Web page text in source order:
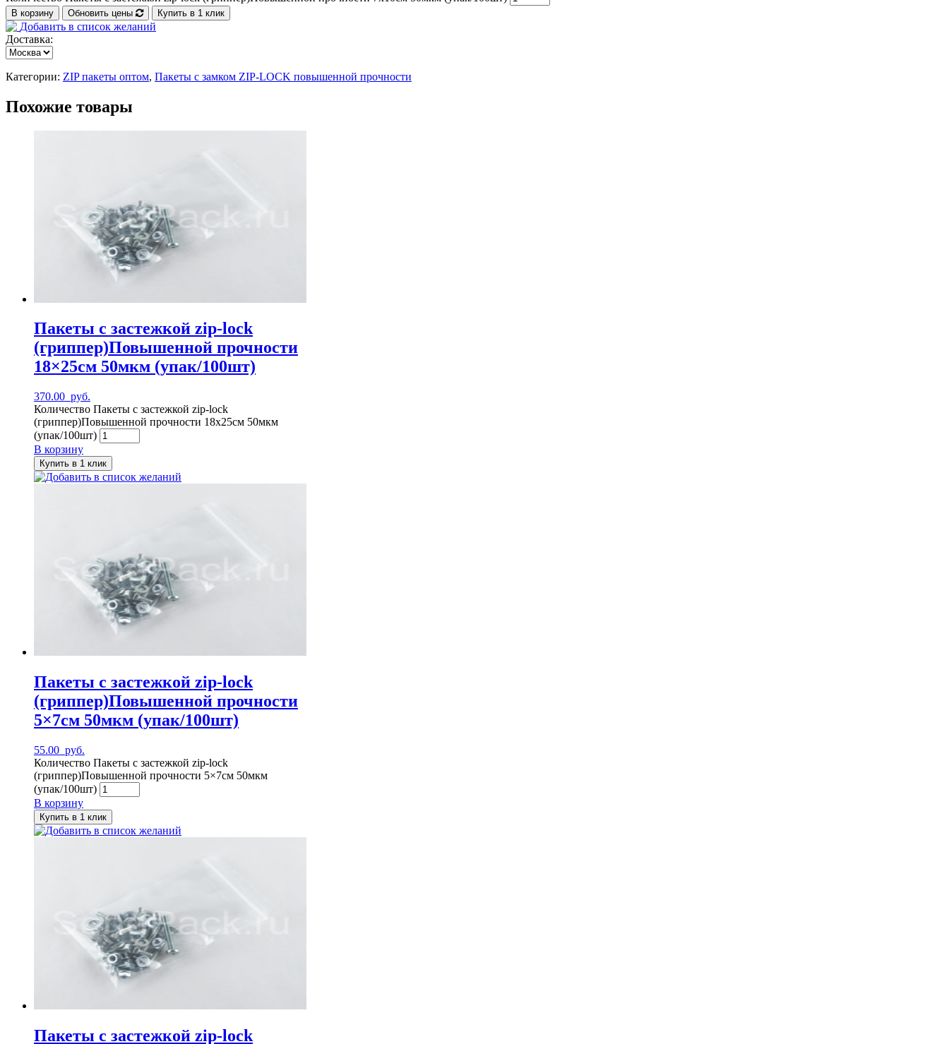
В корзину Обновить цены Купить в 1 клик
Добавить в список желаний
Доставка:
Категории: ZIP пакеты оптом, Пакеты с замком ZIP-LOCK повышенной прочности
Похожие товары
Пакеты с застежкой zip-lock
(гриппер)Повышенной прочности
18×25см 50мкм (упак/100шт)
370.00 руб.
Количество Пакеты с застежкой zip-lock
(гриппер)Повышенной прочности 18x25см 50мкм
(упак/100шт)
В корзину
Купить в 1 клик
Добавить в список желаний
Пакеты с застежкой zip-lock
(гриппер)Повышенной прочности
5×7см 50мкм (упак/100шт)
55.00 руб.
Количество Пакеты с застежкой zip-lock
(гриппер)Повышенной прочности 5×7см 50мкм
(упак/100шт)
В корзину
Купить в 1 клик
Добавить в список желаний
Пакеты с застежкой zip-lock